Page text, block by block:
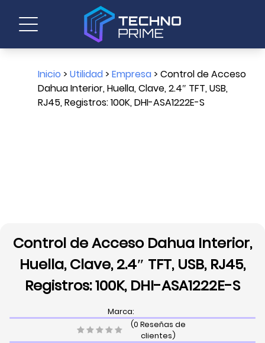
Inicio > Utilidad> Empresa> Control de Acceso
Dahua Interior, Huella, Clave, 2.4″ TFT, USB,
RJ45, Registros: 100K, DHI-ASA1222E-S
Control de Acceso Dahua Interior,
Huella, Clave, 2.4″ TFT, USB, RJ45,
Registros: 100K, DHI-ASA1222E-S
Marca:
(0 Reseñas de
clientes)